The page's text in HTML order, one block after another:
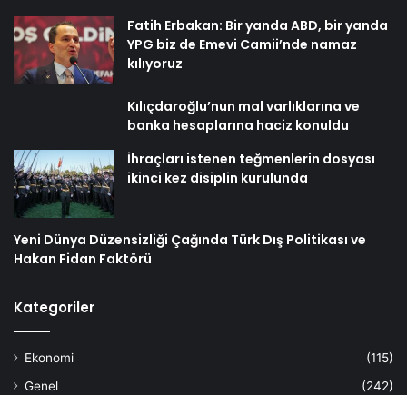
Fatih Erbakan: Bir yanda ABD, bir yanda
YPG biz de Emevi Camii’nde namaz
kılıyoruz
Kılıçdaroğlu’nun mal varlıklarına ve
banka hesaplarına haciz konuldu
İhraçları istenen teğmenlerin dosyası
ikinci kez disiplin kurulunda
Yeni Dünya Düzensizliği Çağında Türk Dış Politikası ve
Hakan Fidan Faktörü
Kategoriler
Ekonomi
(115)
Genel
(242)